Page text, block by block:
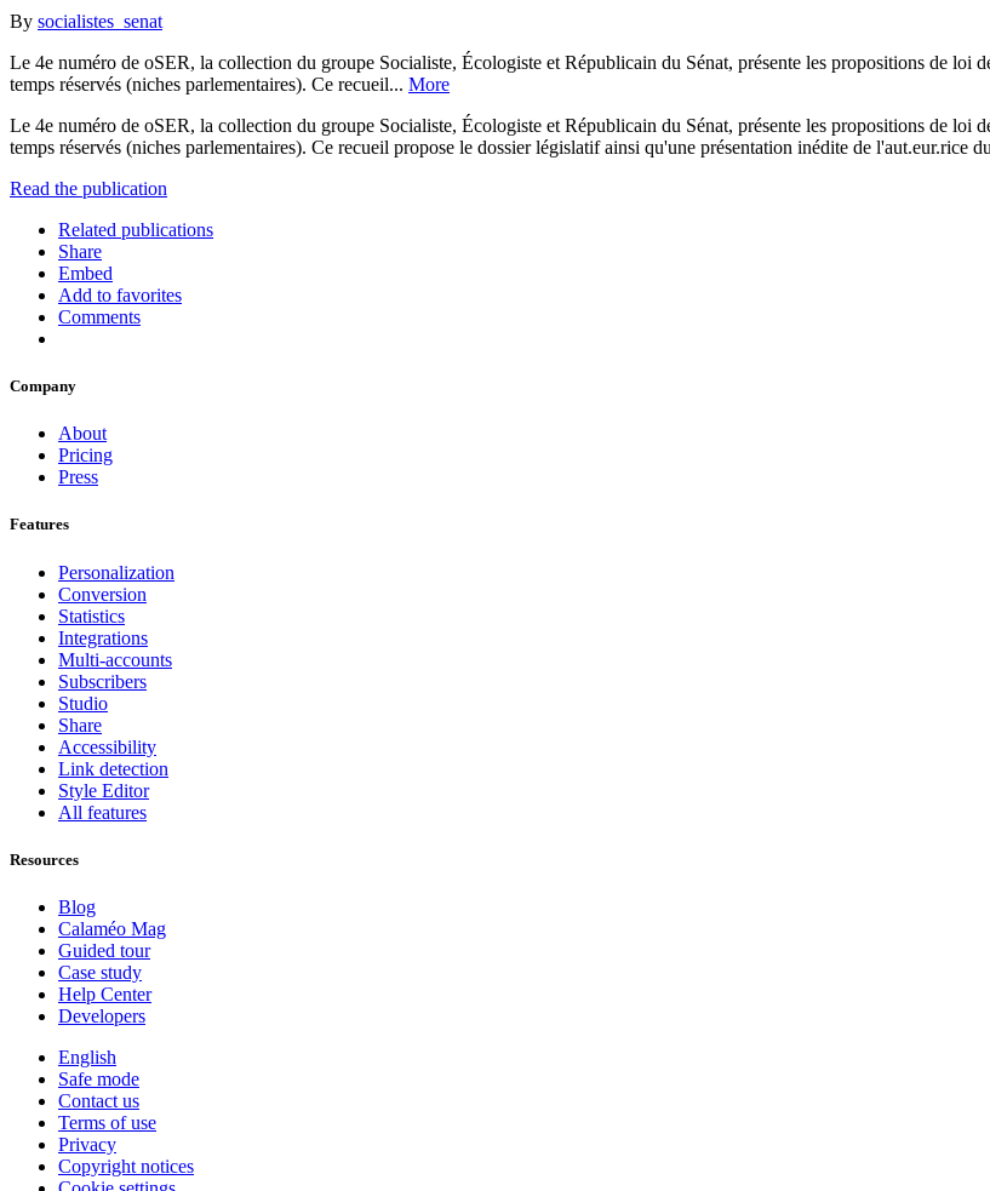
By socialistes_senat
Le 4e numéro de oSER, la collection du groupe Socialiste, Écologiste et Républicain du Sénat, présente les propositions de loi
temps réservés (niches parlementaires). Ce recueil... More
Le 4e numéro de oSER, la collection du groupe Socialiste, Écologiste et Républicain du Sénat, présente les propositions de loi
temps réservés (niches parlementaires). Ce recueil propose le dossier législatif ainsi qu'une présentation inédite de l'aut.eur.rice
Read the publication
Related publications
Share
Embed
Add to favorites
Comments
Company
About
Pricing
Press
Features
Personalization
Conversion
Statistics
Integrations
Multi-accounts
Subscribers
Studio
Share
Accessibility
Link detection
Style Editor
All features
Resources
Blog
Calaméo Mag
Guided tour
Case study
Help Center
Developers
English
Safe mode
Contact us
Terms of use
Privacy
Copyright notices